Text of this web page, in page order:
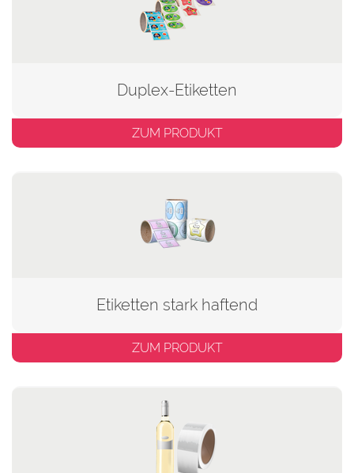
Duplex-Etiketten
ZUM PRODUKT
Etiketten stark haftend
ZUM PRODUKT